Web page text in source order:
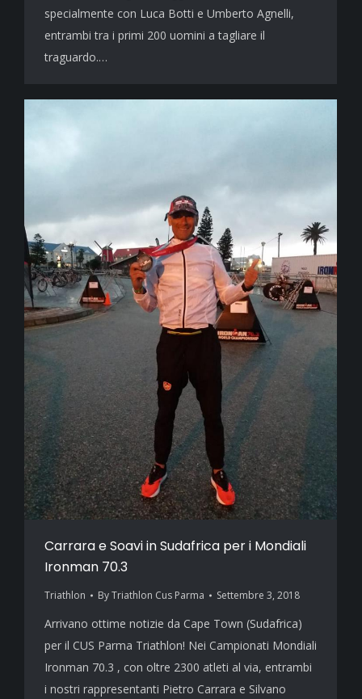
specialmente con Luca Botti e Umberto Agnelli,
entrambi tra i primi 200 uomini a tagliare il
traguardo.…
Carrara e Soavi in Sudafrica per i Mondiali
Ironman 70.3
Triathlon ByTriathlon Cus Parma Settembre 3, 2018
Arrivano ottime notizie da Cape Town (Sudafrica)
per il CUS Parma Triathlon! Nei Campionati Mondiali
Ironman 70.3 , con oltre 2300 atleti al via, entrambi
i nostri rappresentanti Pietro Carrara e Silvano